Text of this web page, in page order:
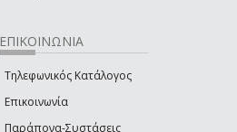
ΕΠΙΚΟΙΝΩΝΙΑ
Τηλεφωνικός Κατάλογος
Επικοινωνία
Παράπονα-Συστάσεις